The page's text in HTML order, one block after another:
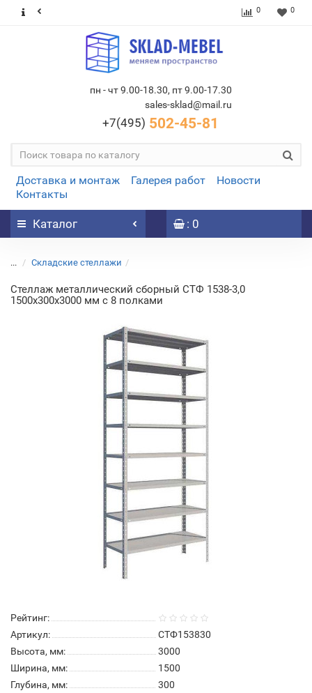
0 0
пн - чт 9.00-18.30, пт 9.00-17.30
sales-sklad@mail.ru
+7(495) 502-45-81
Доставка и монтаж Галерея работ
Новости
Контакты
Каталог : 0
... Складские стеллажи
Стеллаж металлический сборный СТФ 1538-3,0
1500х300х3000 мм с 8 полками
Рейтинг:
Артикул:
СТФ153830
Высота, мм:
3000
Ширина, мм:
1500
Глубина, мм:
300